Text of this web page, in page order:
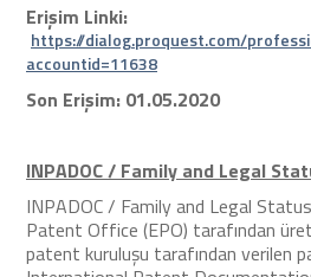
Erişim Linki:
https://dialog.proquest.com/
accountid=11638
Son Erişim: 01.05.2020
INPADOC / Family and Legal
INPADOC / Family and Legal
Patent Office (EPO) tarafından
patent kuruluşu tarafından verilen